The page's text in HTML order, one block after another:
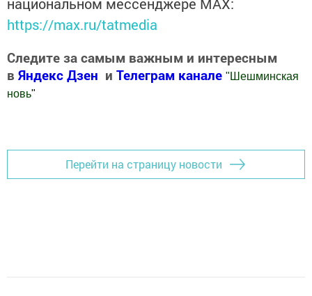
https://max.ru/tatmedia
Следите за самым важным и интересным
в Яндекс Дзен и Телеграм канале " Шешминская
новь"
Перейти на страницу новости